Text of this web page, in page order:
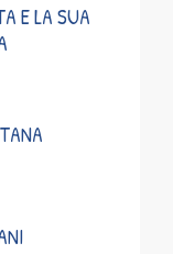
E LA SUA